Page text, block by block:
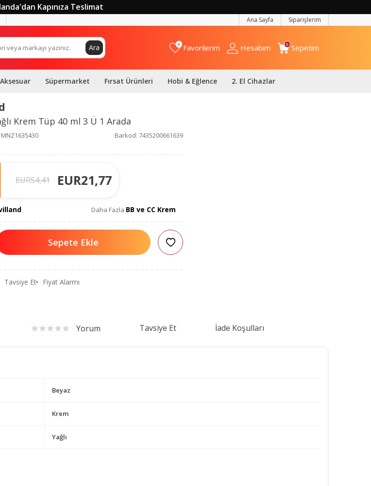
Kapınıza Teslimat
Ana Sayfa Siparişlerim
Ara 0 Favorilerim Hesabım 0 Sepetim
Süpermarket Fırsat Ürünleri Hobi & Eğlence 2. El Cihazlar
Krem Tüp 40 ml 3 Ü 1 Arada
Barkod: 7435200661639
EUR54,41 EUR21,77
Daha Fazla BB ve CC Krem
Sepete Ekle
Tavsiye Et Fiyat Alarmı
Yorum Tavsiye Et İade Koşulları
Beyaz
Krem
Yağlı